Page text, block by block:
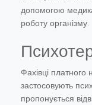
допомогою
роботу організму.
Фахівці платного
застосовують
пропонується